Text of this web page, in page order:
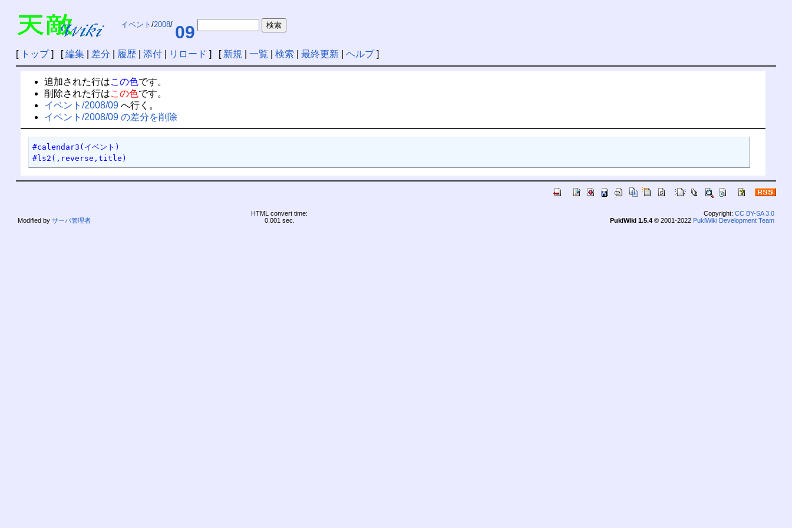
イベント /2008/ 09
[ トップ] [編集| 差分 履歴| 添付| リロード ] [ 新規 一覧 検索 最終更新| ヘルプ]
追加された行はこの色です。
削除された行はこの色です。
イベント/2008/09へ行く。
イベント/2008/09 の差分を削除
#calendar3(イベント)
#ls2(,reverse,title)
Modified by サーバ管理者
HTML convert time:
0.001 sec.
Copyright: CC BY-SA 3.0
PukiWiki 1.5.4© 2001-2022 PukiWiki Development Team